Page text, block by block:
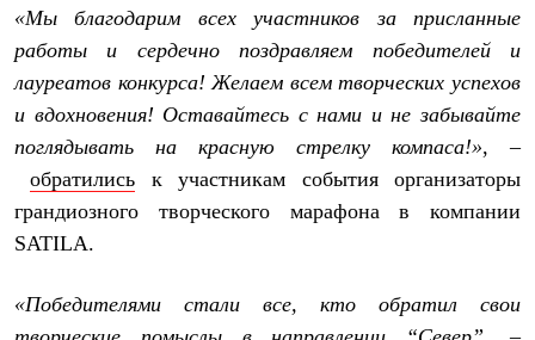
Шарфы
Перчатки и рукавицы
Перчатки
Носки
Полезные аксессуары
Брелки
Ремни
Шевроны
Опушки
В Арктику
«Мы благодарим всех участников за присланные
работы и сердечно поздравляем победителей и
лауреатов конкурса! Желаем всем творческих успехов
и вдохновения! Оставайтесь с нами и не забывайте
поглядывать на красную стрелку компаса!», –
обратились
к участникам события организаторы
грандиозного творческого марафона в компании
SATILA.
«Победителями стали все, кто обратил свои